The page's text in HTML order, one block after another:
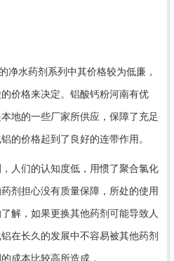
净水药剂系列中其价格较为低廉，
价格来决定。铝酸钙粉河南有优
地的一些厂家所供应，保障了充足
的价格起到了良好的连带作用。
人们的认知度低，用惯了聚合氯化
剂担心没有质量保障，所处的使用
解，如果更换其他药剂可能导致人
在长久的发展中不容易被其他药剂
成本比较高所造成，